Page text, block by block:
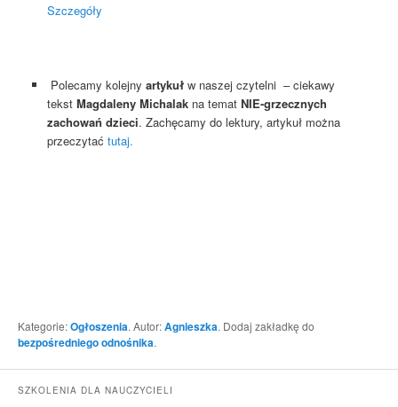
Szczegóły
Polecamy kolejny artykułw naszej czytelni – ciekawy
tekst Magdaleny Michalakna temat NIE-grzecznych
zachowań dzieci. Zachęcamy do lektury, artykuł można
przeczytać tutaj.
Kategorie:Ogłoszenia. Autor:Agnieszka. Dodaj zakładkę do
bezpośredniego odnośnika.
SZKOLENIA DLA NAUCZYCIELI